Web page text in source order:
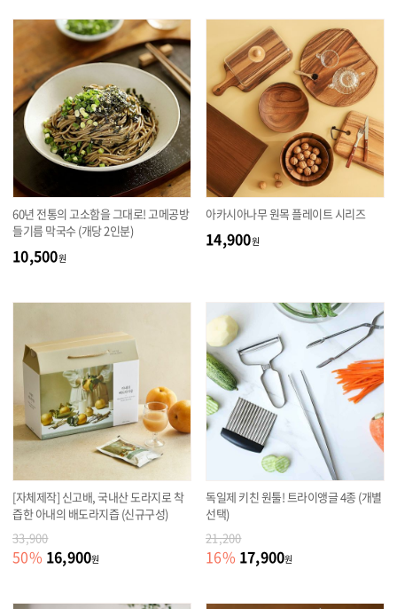
60년 전통의 고소함을 그대로! 고메공방
들기름 막국수 (개당 2인분)
10,500원
아카시아나무 원목 플레이트 시리즈
14,900원
[자체제작] 신고배, 국내산 도라지로 착
즙한 아내의 배도라지즙 (신규구성)
33,900
50% 16,900원
독일제 키친 원툴! 트라이앵글 4종 (개별
선택)
21,200
16% 17,900원